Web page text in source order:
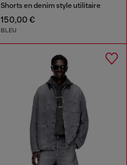
Shorts en denim style utilitaire
150,00 €
BLEU